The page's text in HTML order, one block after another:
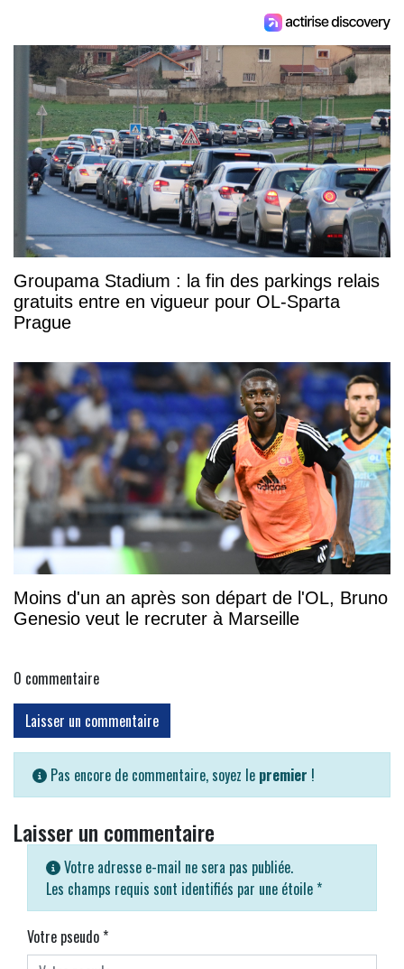
Groupama Stadium : la fin des parkings relais
gratuits entre en vigueur pour OL-Sparta
Prague
Moins d'un an après son départ de l'OL, Bruno
Genesio veut le recruter à Marseille
0 commentaire
Laisser un commentaire
Pas encore de commentaire, soyez le premier !
Laisser un commentaire
Votre adresse e-mail ne sera pas publiée.
Les champs requis sont identifiés par une étoile *
Votre pseudo*